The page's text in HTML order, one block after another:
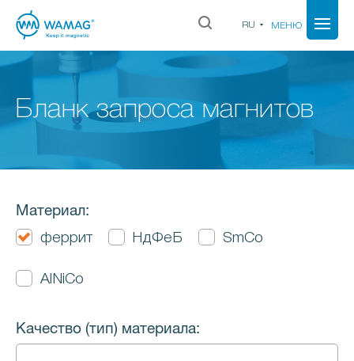
RU МЕНЮ
Бланк запроса магнитов
Материал:
феррит НдФеБ SmCo
AlNiCo
Качество (тип) материала: